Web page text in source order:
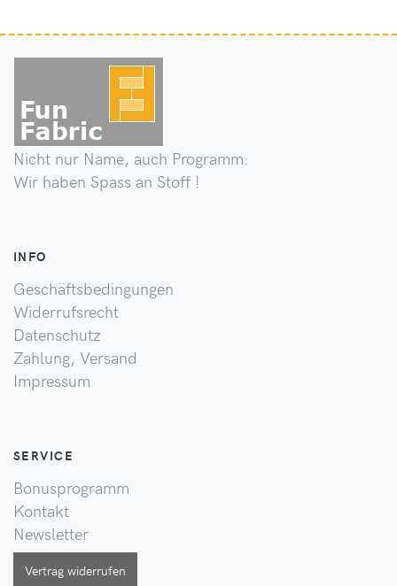
Nicht nur Name, auch Programm:
Wir haben Spass an Stoff !
INFO
Geschäftsbedingungen
Widerrufsrecht
Datenschutz
Zahlung, Versand
Impressum
SERVICE
Bonusprogramm
Kontakt
Newsletter
Vertrag widerrufen